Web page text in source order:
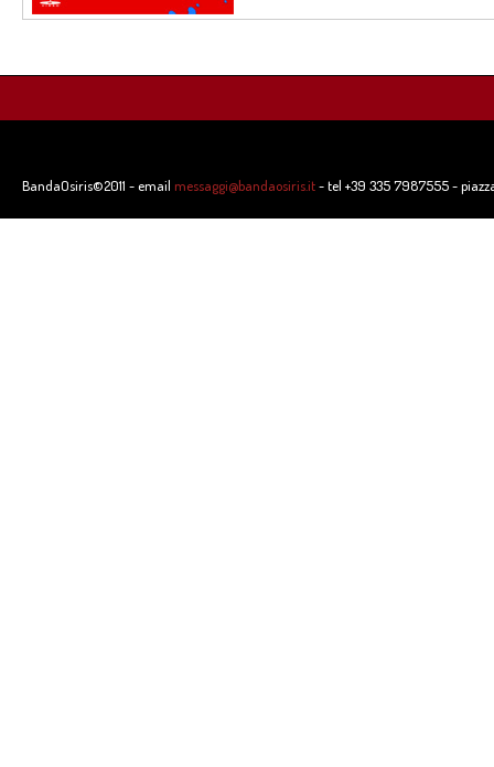
BandaOsiris©2011 - email messaggi@bandaosiris.it- tel +39 335 7987555 -